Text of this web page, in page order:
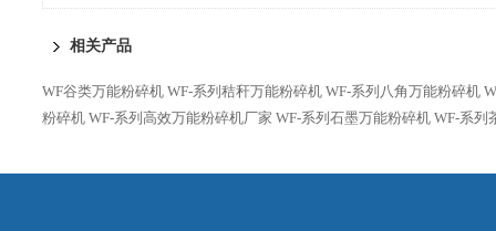
相关产品
WF谷类万能粉碎机 WF-系列秸秆万能粉碎机 WF-系列八角万能粉碎机
粉碎机 WF-系列高效万能粉碎机厂家 WF-系列石墨万能粉碎机 WF-系列